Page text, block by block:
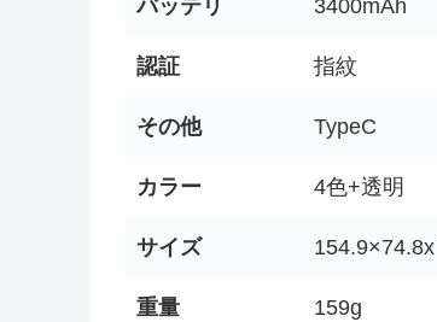
バッテリ 3400mAh
認証 指紋
その他 TypeC
カラー 4色+透明
サイズ
重量 159g